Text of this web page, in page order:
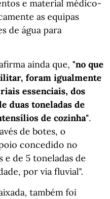
e material médico-
as equipas
de água para
ainda que, "no que
foram igualmente
essenciais, dos
duas toneladas de
de cozinha".
de botes, o
concedido no
e de 5 toneladas de
por via fluvial".
também foi